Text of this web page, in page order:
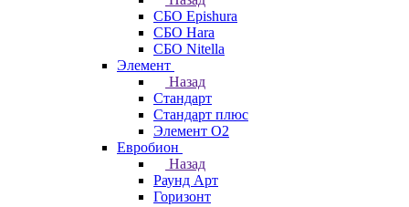
СБО Epishura
СБО Hara
СБО Nitella
Элемент
Назад
Стандарт
Стандарт плюс
Элемент О2
Евробион
Назад
Раунд Арт
Горизонт